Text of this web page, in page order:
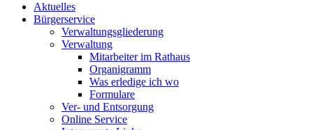
Aktuelles
Bürgerservice
Verwaltungsgliederung
Verwaltung
Mitarbeiter im Rathaus
Organigramm
Was erledige ich wo
Formulare
Ver- und Entsorgung
Online Service